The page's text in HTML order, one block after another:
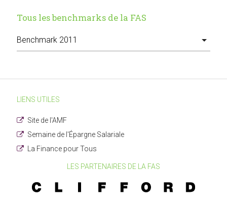
Tous les benchmarks de la FAS
LIENS UTILES
Site de l'AMF
Semaine de l'Épargne Salariale
La Finance pour Tous
LES PARTENAIRES DE LA FAS